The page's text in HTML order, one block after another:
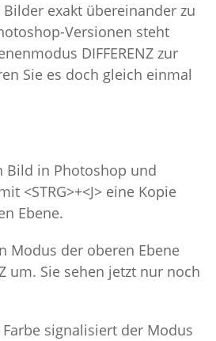
exakt übereinander zu
Versionen steht
DIFFERENZ zur
Sie es doch gleich einmal
Bild in Photoshop und
<STRG>+<J> eine Kopie
Ebene.
Modus der oberen Ebene
um. Sie sehen jetzt nur noch
signalisiert der Modus